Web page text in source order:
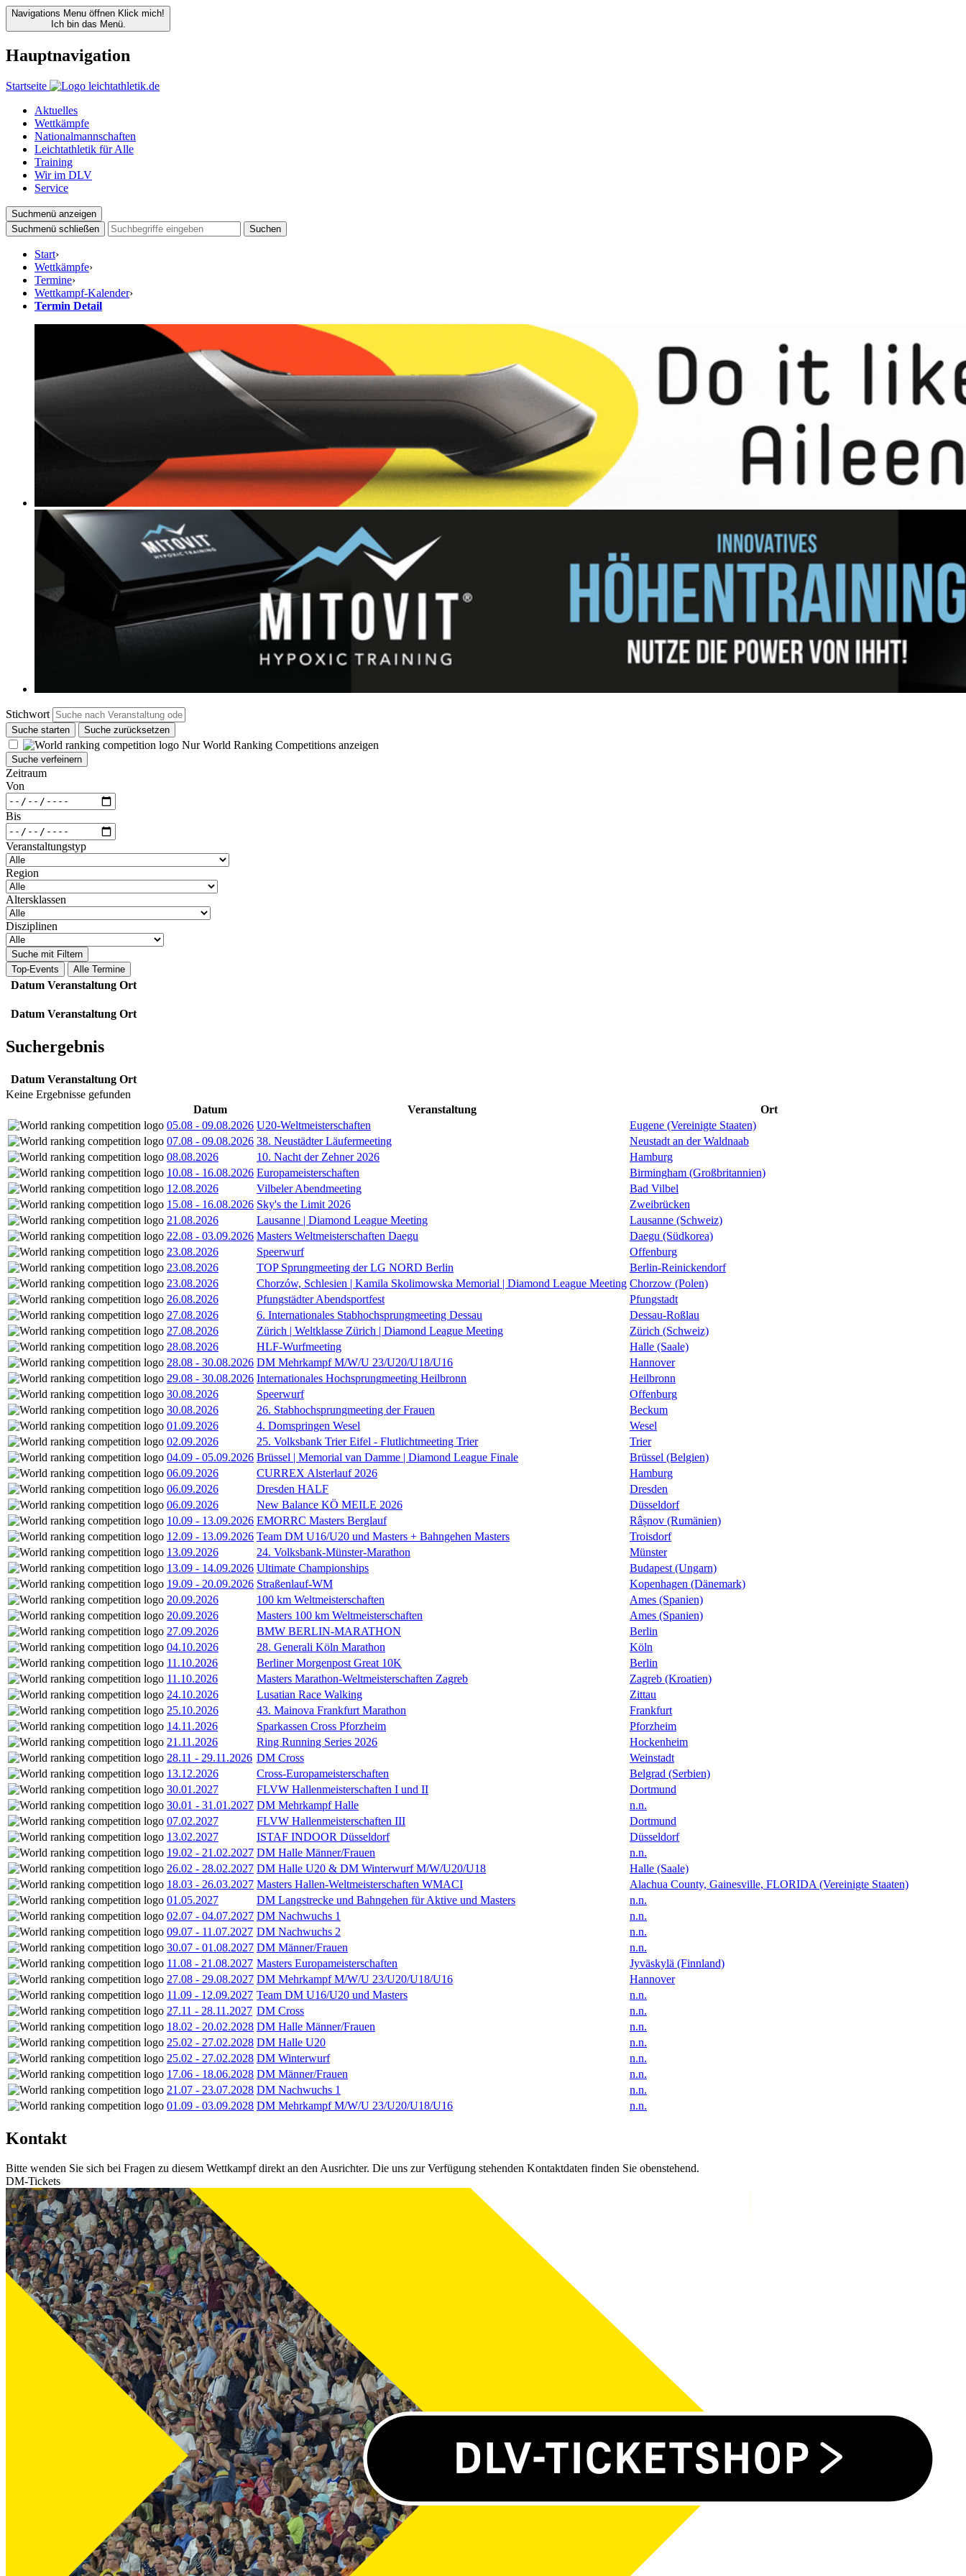
Navigations Menu öffnen Klick mich!
Ich bin das Menü.
Hauptnavigation
Startseite
Aktuelles
Wettkämpfe
Nationalmannschaften
Leichtathletik für Alle
Training
Wir im DLV
Service
Suchmenü anzeigen
Suchmenü schließen
Suchen
Start›
Wettkämpfe›
Termine›
Wettkampf-Kalender›
Termin Detail
Stichwort
Suche starten Suche zurücksetzen
Nur World Ranking Competitions anzeigen
Suche verfeinern
Zeitraum
Von
Bis
Veranstaltungstyp
Region
Altersklassen
Disziplinen
Suche mit Filtern
Top-Events
Alle Termine
Datum Veranstaltung Ort
Datum Veranstaltung Ort
Suchergebnis
Datum Veranstaltung Ort
Keine Ergebnisse gefunden
Datum
Veranstaltung
Ort
05.08 - 09.08.2026 U20-Weltmeisterschaften
Eugene (Vereinigte Staaten)
07.08 - 09.08.2026 38. Neustädter Läufermeeting
Neustadt an der Waldnaab
08.08.2026
10. Nacht der Zehner 2026
Hamburg
10.08 - 16.08.2026 Europameisterschaften
Birmingham (Großbritannien)
12.08.2026
Vilbeler Abendmeeting
Bad Vilbel
15.08 - 16.08.2026 Sky's the Limit 2026
Zweibrücken
21.08.2026
Lausanne | Diamond League Meeting
Lausanne (Schweiz)
22.08 - 03.09.2026 Masters Weltmeisterschaften Daegu
Daegu (Südkorea)
23.08.2026
Speerwurf
Offenburg
23.08.2026
TOP Sprungmeeting der LG NORD Berlin
Berlin-Reinickendorf
23.08.2026
Chorzów, Schlesien | Kamila Skolimowska Memorial | Diamond League Meeting Chorzow (Polen)
26.08.2026
Pfungstädter Abendsportfest
Pfungstadt
27.08.2026
6. Internationales Stabhochsprungmeeting Dessau
Dessau-Roßlau
27.08.2026
Zürich | Weltklasse Zürich | Diamond League Meeting
Zürich (Schweiz)
28.08.2026
HLF-Wurfmeeting
Halle (Saale)
28.08 - 30.08.2026 DM Mehrkampf M/W/U 23/U20/U18/U16
Hannover
29.08 - 30.08.2026 Internationales Hochsprungmeeting Heilbronn
Heilbronn
30.08.2026
Speerwurf
Offenburg
30.08.2026
26. Stabhochsprungmeeting der Frauen
Beckum
01.09.2026
4. Domspringen Wesel
Wesel
02.09.2026
25. Volksbank Trier Eifel - Flutlichtmeeting Trier
Trier
04.09 - 05.09.2026 Brüssel | Memorial van Damme | Diamond League Finale
Brüssel (Belgien)
06.09.2026
CURREX Alsterlauf 2026
Hamburg
06.09.2026
Dresden HALF
Dresden
06.09.2026
New Balance KÖ MEILE 2026
Düsseldorf
10.09 - 13.09.2026 EMORRC Masters Berglauf
Râșnov (Rumänien)
12.09 - 13.09.2026 Team DM U16/U20 und Masters + Bahngehen Masters
Troisdorf
13.09.2026
24. Volksbank-Münster-Marathon
Münster
13.09 - 14.09.2026 Ultimate Championships
Budapest (Ungarn)
19.09 - 20.09.2026 Straßenlauf-WM
Kopenhagen (Dänemark)
20.09.2026
100 km Weltmeisterschaften
Ames (Spanien)
20.09.2026
Masters 100 km Weltmeisterschaften
Ames (Spanien)
27.09.2026
BMW BERLIN-MARATHON
Berlin
04.10.2026
28. Generali Köln Marathon
Köln
11.10.2026
Berliner Morgenpost Great 10K
Berlin
11.10.2026
Masters Marathon-Weltmeisterschaften Zagreb
Zagreb (Kroatien)
24.10.2026
Lusatian Race Walking
Zittau
25.10.2026
43. Mainova Frankfurt Marathon
Frankfurt
14.11.2026
Sparkassen Cross Pforzheim
Pforzheim
21.11.2026
Ring Running Series 2026
Hockenheim
28.11 - 29.11.2026 DM Cross
Weinstadt
13.12.2026
Cross-Europameisterschaften
Belgrad (Serbien)
30.01.2027
FLVW Hallenmeisterschaften I und II
Dortmund
30.01 - 31.01.2027 DM Mehrkampf Halle
n.n.
07.02.2027
FLVW Hallenmeisterschaften III
Dortmund
13.02.2027
ISTAF INDOOR Düsseldorf
Düsseldorf
19.02 - 21.02.2027 DM Halle Männer/Frauen
n.n.
26.02 - 28.02.2027 DM Halle U20 & DM Winterwurf M/W/U20/U18
Halle (Saale)
18.03 - 26.03.2027 Masters Hallen-Weltmeisterschaften WMACI
Alachua County, Gainesville, FLORIDA (Vereinigte Staaten)
01.05.2027
DM Langstrecke und Bahngehen für Aktive und Masters
n.n.
02.07 - 04.07.2027 DM Nachwuchs 1
n.n.
09.07 - 11.07.2027 DM Nachwuchs 2
n.n.
30.07 - 01.08.2027 DM Männer/Frauen
n.n.
11.08 - 21.08.2027 Masters Europameisterschaften
Jyväskylä (Finnland)
27.08 - 29.08.2027 DM Mehrkampf M/W/U 23/U20/U18/U16
Hannover
11.09 - 12.09.2027 Team DM U16/U20 und Masters
n.n.
27.11 - 28.11.2027 DM Cross
n.n.
18.02 - 20.02.2028 DM Halle Männer/Frauen
n.n.
25.02 - 27.02.2028 DM Halle U20
n.n.
25.02 - 27.02.2028 DM Winterwurf
n.n.
17.06 - 18.06.2028 DM Männer/Frauen
n.n.
21.07 - 23.07.2028 DM Nachwuchs 1
n.n.
01.09 - 03.09.2028 DM Mehrkampf M/W/U 23/U20/U18/U16 n.n.
Kontakt
Bitte wenden Sie sich bei Fragen zu diesem Wettkampf direkt an den Ausrichter. Die uns zur Verfügung stehenden Kontaktdaten finden Sie obenstehend.
DM-Tickets